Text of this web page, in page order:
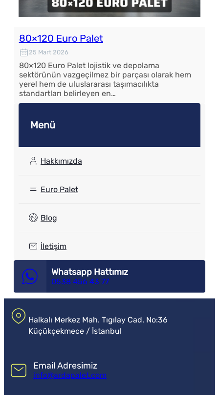
80×120 Euro Palet
25 Mart 2026
80×120 Euro Palet lojistik ve depolama
sektörünün vazgeçilmez bir parçası olarak hem
yerel hem de uluslararası taşımacılıkta
standartları belirleyen en…
Menü
Hakkımızda
Euro Palet
Blog
İletişim
Whatsapp Hattımız
0538 456 43 77
Halkalı Merkez Mah. Tıgılay Cad. No:36
Küçükçekmece / İstanbul
Email Adresimiz
info@ardapalet.com